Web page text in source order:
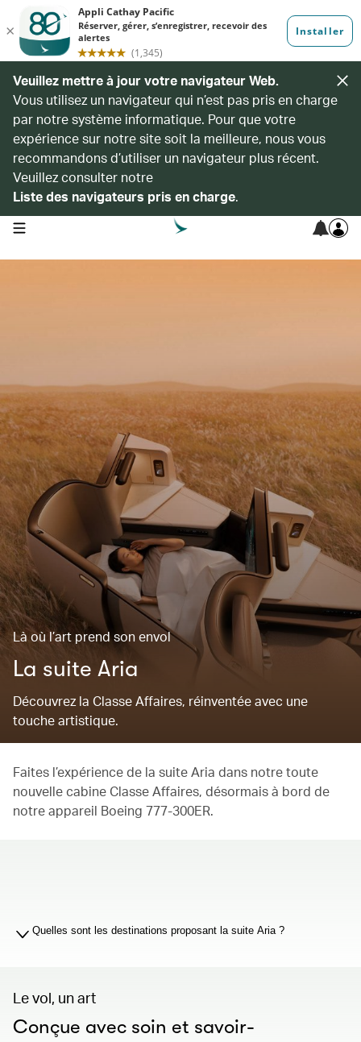
Veuillez mettre à jour votre navigateur Web.
Vous utilisez un navigateur qui n’est pas pris en charge
par notre système informatique. Pour que votre
expérience sur notre site soit la meilleure, nous vous
recommandons d’utiliser un navigateur plus récent.
Veuillez consulter notre
Liste des navigateurs pris en charge.
open navigation menu
Là où l’art prend son envol
La suite Aria
Découvrez la Classe Affaires, réinventée avec une
touche artistique.
Faites l’expérience de la suite Aria dans notre toute
nouvelle cabine Classe Affaires, désormais à bord de
notre appareil Boeing 777-300ER.
Quelles sont les destinations proposant la suite Aria ?
Le vol, un art
Conçue avec soin et savoir-